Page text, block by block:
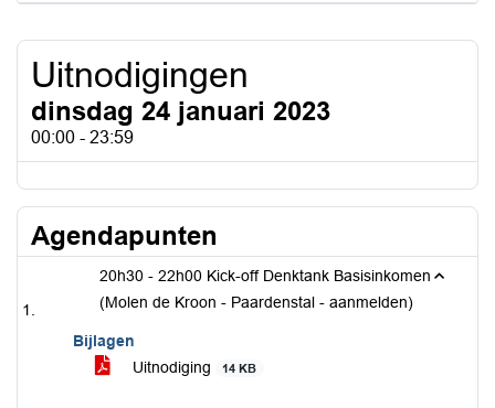
Uitnodigingen
dinsdag 24 januari 2023
00:00 - 23:59
Agendapunten
20h30 - 22h00 Kick-off Denktank Basisinkomen
(Molen de Kroon - Paardenstal - aanmelden)
Bijlagen
Uitnodiging
14 KB